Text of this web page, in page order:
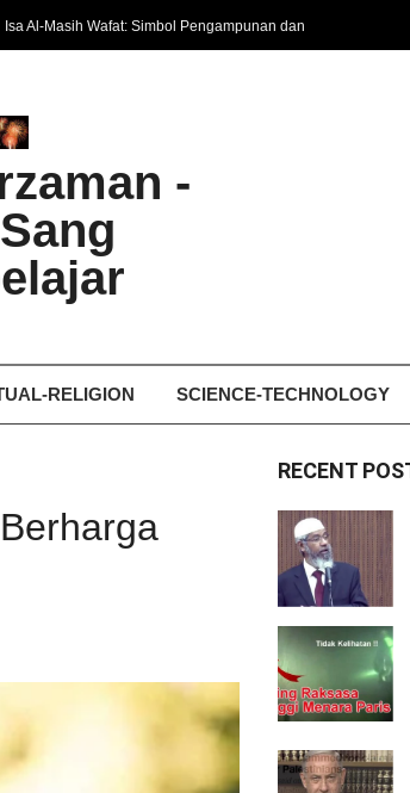
Isa Al-Masih Wafat: Simbol Pengampunan dan
Harapan Baru
Ghosting: Menghilang Tanpa Jejak, Tren Toxic
Bukan Seberapa Keras Kita Jatuh, tetapi
Bagaimana Kita Bangkit Kembali
Dampak Fatherless: Ketika Anak Salah
Mengartikan Cinta dan Kasih Sayang
-
RELIGION SCIENCE-TECHNOLOGY
RECENT